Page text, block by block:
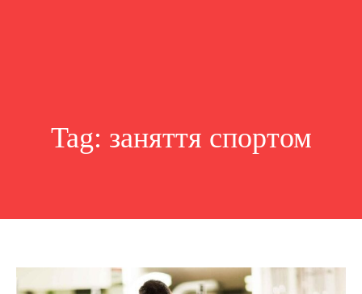
Tag: заняття спортом